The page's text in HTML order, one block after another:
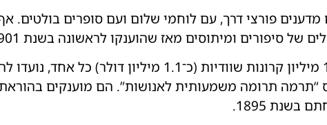
פורצי דרך, עם לוחמי שלום ועם סופרים בולטים.
ומיתוסים מאז שהוענקו לראשונה בשנת 1901 – בעיקר בזכות סודיות תהליך הבחירה.
הפרסים, ששווים 11 מיליון קרונות שוודיות
תרומה משמעותית לאנושות”. הם מוענקים
בשנת 1895.